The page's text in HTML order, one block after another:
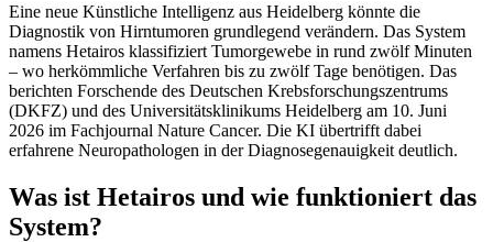
Eine neue Künstliche Intelligenz aus Heidelberg könnte die
Diagnostik von Hirntumoren grundlegend verändern. Das System
namens Hetairos klassifiziert Tumorgewebe in rund zwölf Minuten
– wo herkömmliche Verfahren bis zu zwölf Tage benötigen. Das
berichten Forschende des Deutschen Krebsforschungszentrums
(DKFZ) und des Universitätsklinikums Heidelberg am 10. Juni
2026 im Fachjournal Nature Cancer. Die KI übertrifft dabei
erfahrene Neuropathologen in der Diagnosegenauigkeit deutlich.
Was ist Hetairos und wie funktioniert das
System?